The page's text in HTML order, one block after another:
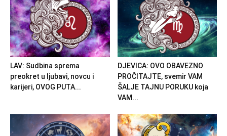
LAV: Sudbina sprema
preokret u ljubavi, novcu i
karijeri, OVOG PUTA...
DJEVICA: OVO OBAVEZNO
PROČITAJTE, svemir VAM
ŠALJE TAJNU PORUKU koja
VAM...